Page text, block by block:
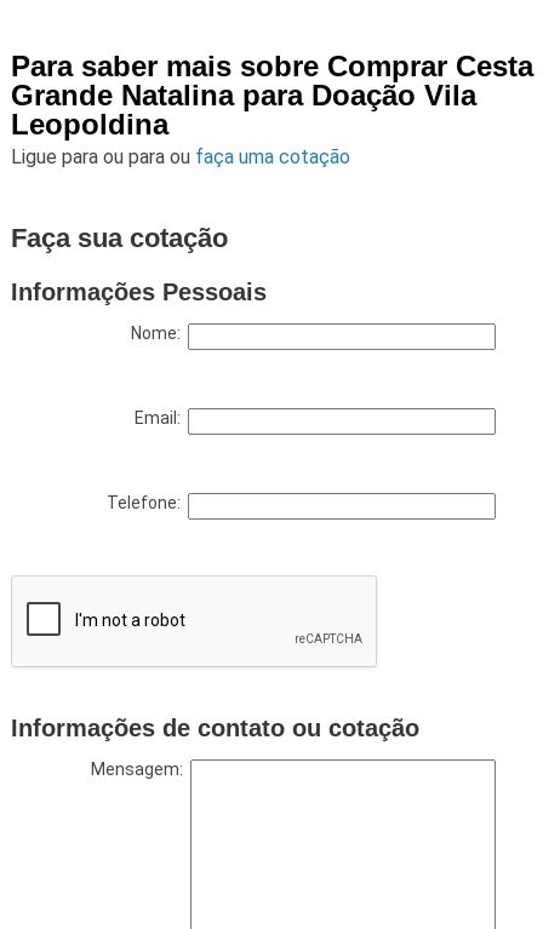
Para saber mais sobre Comprar Cesta
Grande Natalina para Doação Vila
Leopoldina
Ligue para ou para ou faça uma cotação
Faça sua cotação
Informações Pessoais
Nome:
Email:
Telefone:
Informações de contato ou cotação
Mensagem: